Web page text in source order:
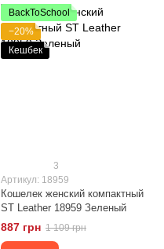
BackToSchool
−20%
Кешбек
3
Артикул: 18959
Кошелек женский компактный
ST Leather 18959 Зеленый
887 грн 1 109 грн